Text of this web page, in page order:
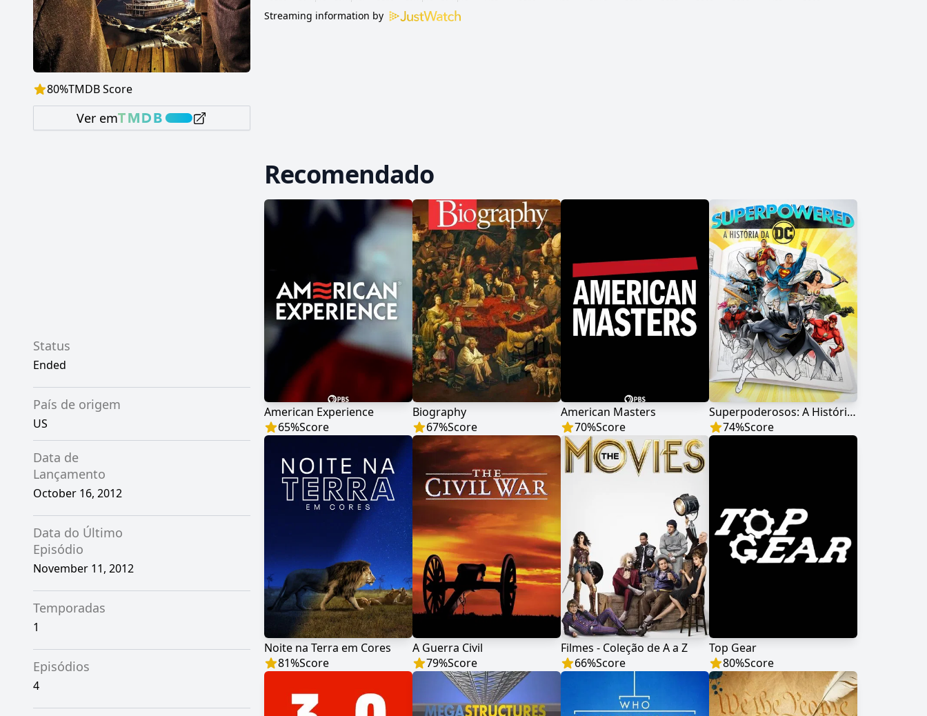
80%TMDB Score
Ver em
Streaming information by
Status
Ended
País de origem
US
Data de
Lançamento
October 16, 2012
Data do Último
Episódio
November 11, 2012
Temporadas
1
Episódios
4
Recomendado
American Experience
65%Score
Biography
67%Score
American Masters
70%Score
Superpoderosos: A História da DC
74%Score
Noite na Terra em Cores
81%Score
A Guerra Civil
79%Score
Filmes - Coleção de A a Z
66%Score
Top Gear
80%Score